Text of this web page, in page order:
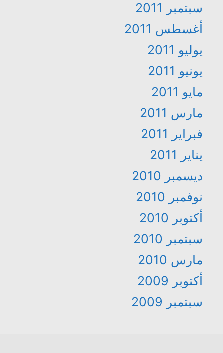
سبتمبر 2011
أغسطس 2011
يوليو 2011
يونيو 2011
مايو 2011
مارس 2011
فبراير 2011
يناير 2011
ديسمبر 2010
نوفمبر 2010
أكتوبر 2010
سبتمبر 2010
مارس 2010
أكتوبر 2009
سبتمبر 2009